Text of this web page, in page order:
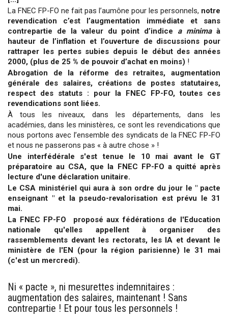
La FNEC FP-FO ne fait pas l’aumône pour les personnels, notre
revendication c’est l’augmentation immédiate et sans
contrepartie de la valeur du point d’indice a minimaà
hauteur de l’inflation et l’ouverture de discussions pour
rattraper les pertes subies depuis le début des années
2000, (plus de 25 % de pouvoir d’achat en moins) !
Abrogation de la réforme des retraites, augmentation
générale des salaires, créations de postes statutaires,
respect des statuts : pour la FNEC FP-FO, toutes ces
revendications sont liées.
À tous les niveaux, dans les départements, dans les
académies, dans les ministères, ce sont les revendications que
nous portons avec l’ensemble des syndicats de la FNEC FP-FO
et nous ne passerons pas « à autre chose » !
Une interfédérale s'est tenue le 10 mai avant le GT
préparatoire au CSA, que la FNEC FP-FO a quitté après
lecture d'une déclaration unitaire.
Le CSA ministériel qui aura à son ordre du jour le " pacte
enseignant " et la pseudo-revalorisation est prévu le 31
mai.
La FNEC FP-FO proposé aux fédérations de l'Education
nationale qu'elles appellent à organiser des
rassemblements devant les rectorats, les IA et devant le
ministère de l'EN (pour la région parisienne) le 31 mai
(c'est un mercredi).
Ni « pacte », ni mesurettes indemnitaires :
augmentation des salaires, maintenant ! Sans
contrepartie ! Et pour tous les personnels !